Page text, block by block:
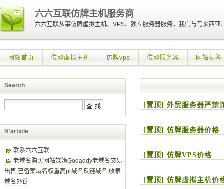
六六互联仿牌主机服务商
六六互联从事仿牌虚拟主机、VPS、独立服务器服务，我们与马来西
网站首页 仿牌虚拟主机 仿牌vps 仿牌服务器 网站标签
[置顶] 外贸服务器严禁
[置顶] 仿牌服务器价格
[置顶] 仿牌VPS价格
[置顶] 仿牌虚拟主机价
Search
N'article
联系六六互联
老域名购买网站媟媠Godaddy老域名交易
出售,已备案域名权重高pr域名反链域名,收录
域名外链